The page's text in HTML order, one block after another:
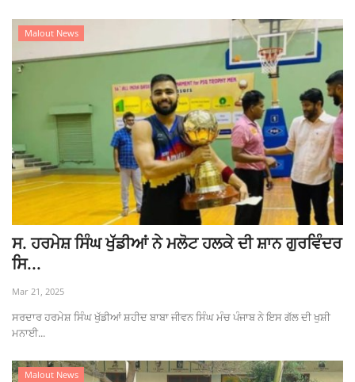
Malout News
ਸ. ਹਰਮੇਸ਼ ਸਿੰਘ ਖੁੱਡੀਆਂ ਨੇ ਮਲੋਟ ਹਲਕੇ ਦੀ ਸ਼ਾਨ ਗੁਰਵਿੰਦਰ
ਸਿ...
Mar 21, 2025
ਸਰਦਾਰ ਹਰਮੇਸ਼ ਸਿੰਘ ਖੁੱਡੀਆਂ ਸ਼ਹੀਦ ਬਾਬਾ ਜੀਵਨ ਸਿੰਘ ਮੰਚ ਪੰਜਾਬ ਨੇ ਇਸ ਗੱਲ ਦੀ ਖੁਸ਼ੀ
ਮਨਾਈ...
Malout News